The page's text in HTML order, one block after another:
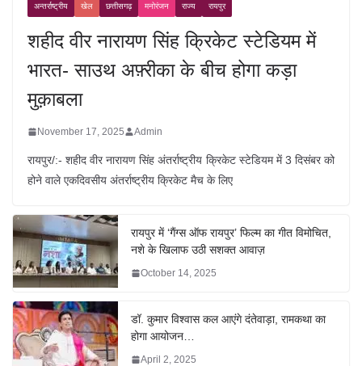
अन्तर्राष्ट्रीय खेल छत्तीसगढ़ मनोरंजन राज्य रायपुर
शहीद वीर नारायण सिंह क्रिकेट स्टेडियम में
भारत- साउथ अफ़्रीका के बीच होगा कड़ा
मुक़ाबला
November 17, 2025 Admin
रायपुर/:- शहीद वीर नारायण सिंह अंतर्राष्ट्रीय क्रिकेट स्टेडियम में 3 दिसंबर को
होने वाले एकदिवसीय अंतर्राष्ट्रीय क्रिकेट मैच के लिए
रायपुर में ‘गैंग्स ऑफ रायपुर’ फिल्म का गीत विमोचित,
नशे के खिलाफ उठी सशक्त आवाज़
October 14, 2025
डॉ. कुमार विश्वास कल आएंगे दंतेवाड़ा, रामकथा का
होगा आयोजन…
April 2, 2025